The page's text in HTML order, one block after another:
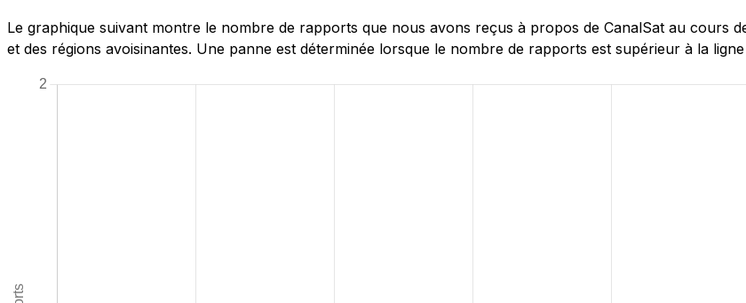
Le graphique suivant montre le nombre de rapports que nous avons reçus à propos de CanalSat au cours
et des régions avoisinantes. Une panne est déterminée lorsque le nombre de rapports est supérieur à la